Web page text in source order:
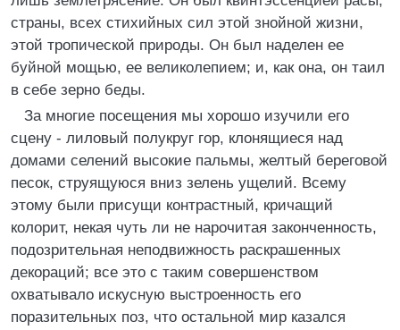
страны, всех стихийных сил этой знойной жизни,
этой тропической природы. Он был наделен ее
буйной мощью, ее великолепием; и, как она, он таил
в себе зерно беды.
За многие посещения мы хорошо изучили его
сцену - лиловый полукруг гор, клонящиеся над
домами селений высокие пальмы, желтый береговой
песок, струящуюся вниз зелень ущелий. Всему
этому были присущи контрастный, кричащий
колорит, некая чуть ли не нарочитая законченность,
подозрительная неподвижность раскрашенных
декораций; все это с таким совершенством
охватывало искусную выстроенность его
поразительных поз, что остальной мир казался